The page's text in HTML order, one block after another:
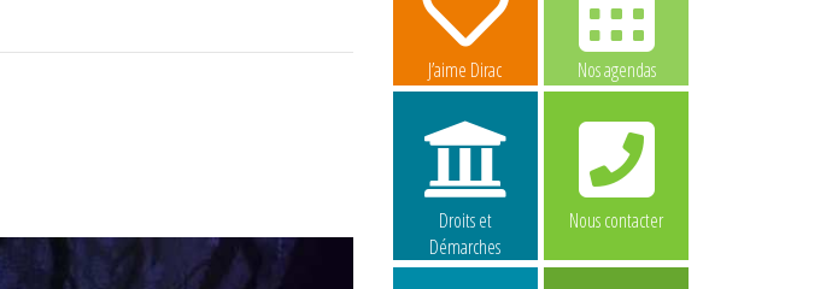
J’aime Dirac Nos agendas
Droits et
Démarches
Nous contacter